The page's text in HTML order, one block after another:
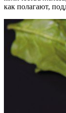
как полагают,